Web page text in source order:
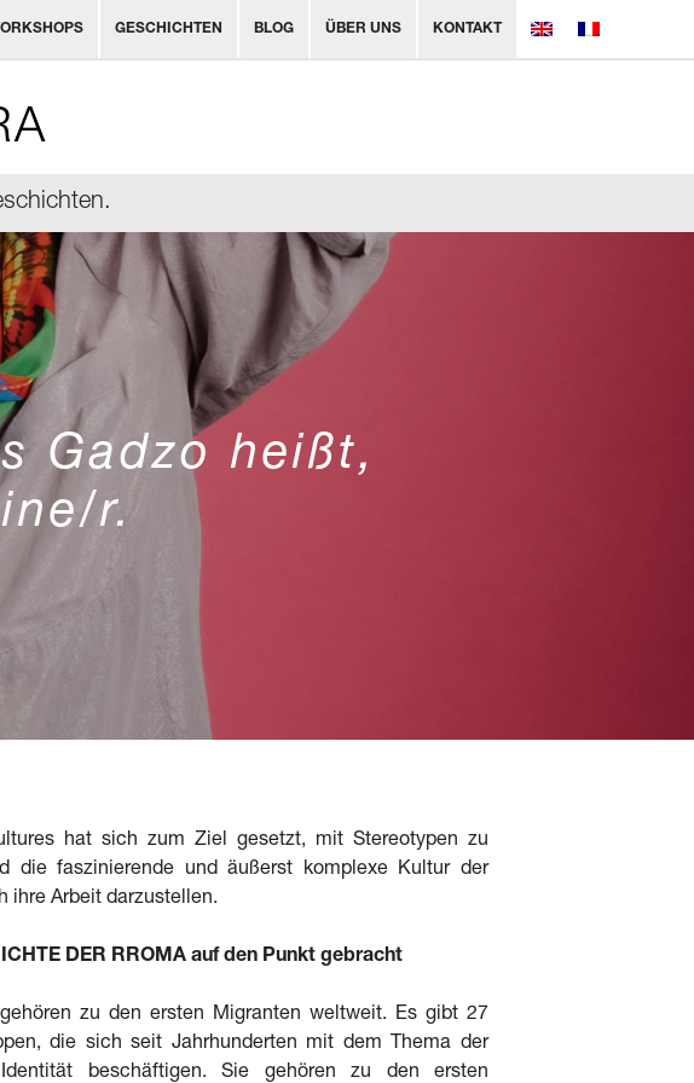
GESCHICHTEN BLOG ÜBER UNS KONTAKT
Gadzo heißt,
r.
hat sich zum Ziel gesetzt, mit Stereotypen zu
die faszinierende und äußerst komplexe Kultur der
ihre Arbeit darzustellen.
DER RROMA auf den Punkt gebracht
zu den ersten Migranten weltweit. Es gibt 27
die sich seit Jahrhunderten mit dem Thema der
beschäftigen. Sie gehören zu den ersten